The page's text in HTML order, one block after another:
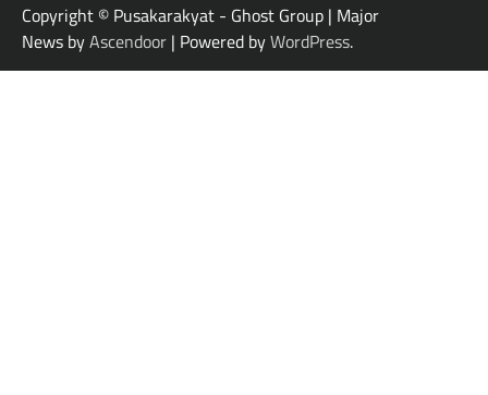
Copyright © Pusakarakyat - Ghost Group | Major
News byAscendoor | Powered byWordPress.